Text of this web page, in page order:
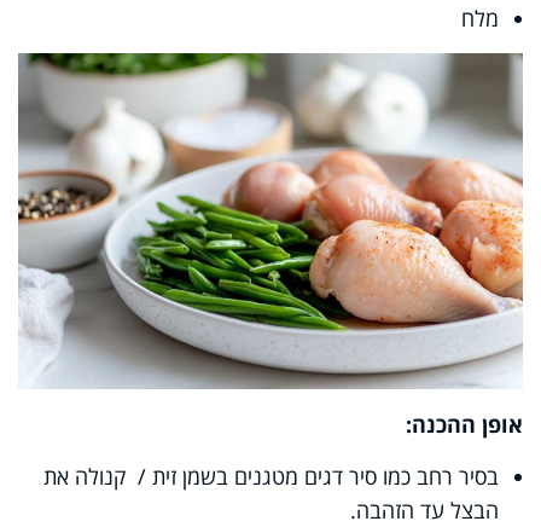
מלח
אופן ההכנה:
בסיר רחב כמו סיר דגים מטגנים בשמן זית / קנולה את
הבצל עד הזהבה.